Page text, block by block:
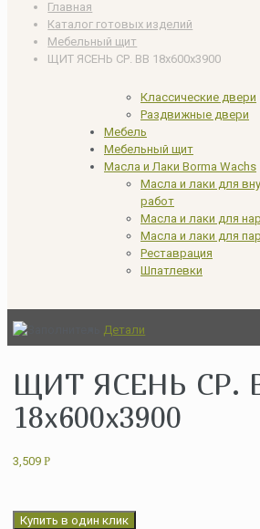
Главная
Каталог готовых изделий
Мебельный щит
ЩИТ ЯСЕНЬ СР. ВВ 18x600x3900
Классические двери
Раздвижные двери
Мебель
Мебельный щит
Масла и Лаки Borma Wachs
Масла и лаки для
работ
Масла и лаки для
Масла и лаки для
Реставрация
Шпатлевки
ЩИТ ЯСЕНЬ СР.
18x600x3900
3,509Р
Купить в один клик
Детали